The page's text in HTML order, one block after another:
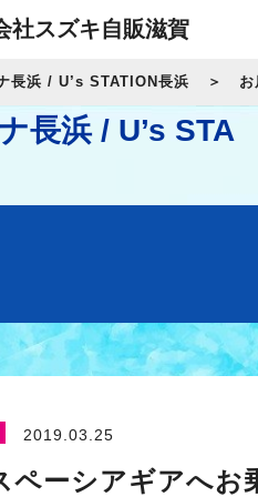
社スズキ自販滋賀
長浜 / U’s STATION長浜
長浜 / U’s STA
2019.03.25
ペーシアギアへ